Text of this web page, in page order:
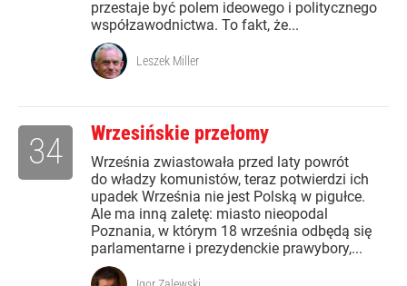
przestaje być polem ideowego i politycznego
współzawodnictwa. To fakt, że...
Leszek Miller
Wrzesińskie przełomy
Września zwiastowała przed laty powrót
do władzy komunistów, teraz potwierdzi ich
upadek Września nie jest Polską w pigułce.
Ale ma inną zaletę: miasto nieopodal
Poznania, w którym 18 września odbędą się
parlamentarne i prezydenckie prawybory,...
34